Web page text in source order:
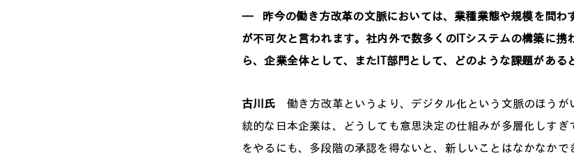
——昨今の働き方改革の文脈においては、業種業態や規模を問わ
が不可欠と言われます。社内外で数多くのITシステムの構築に携
ら、企業全体として、またIT部門として、どのような課題がある
古川氏 働き方改革というより、デジタル化という文脈のほう
統的な日本企業は、どうしても意思決定の仕組みが多層化しすぎ
をやるにも、多段階の承認を得ないと、新しいことはなかなかで